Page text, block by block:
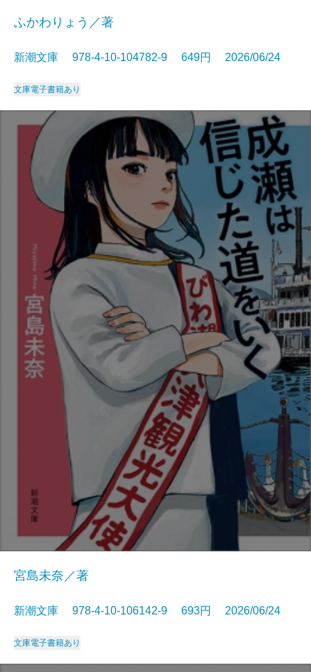
ふかわりょう／著
新潮文庫 978-4-10-104782-9 649円 2026/06/24
文庫電子書籍あり
宮島未奈／著
新潮文庫 978-4-10-106142-9 693円 2026/06/24
文庫電子書籍あり